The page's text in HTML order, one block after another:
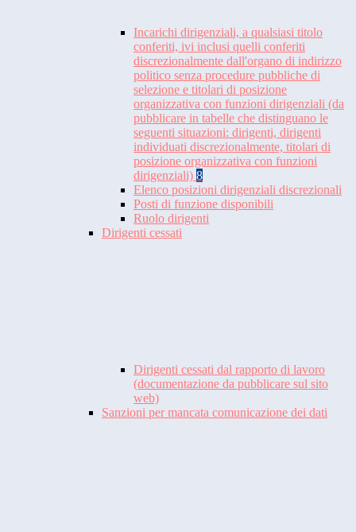
Incarichi dirigenziali, a qualsiasi titolo
conferiti, ivi inclusi quelli conferiti
discrezionalmente dall'organo di indirizzo
politico senza procedure pubbliche di
selezione e titolari di posizione
organizzativa con funzioni dirigenziali (da
pubblicare in tabelle che distinguano le
seguenti situazioni: dirigenti, dirigenti
individuati discrezionalmente, titolari di
posizione organizzativa con funzioni
dirigenziali) 8
Elenco posizioni dirigenziali discrezionali
Posti di funzione disponibili
Ruolo dirigenti
Dirigenti cessati
Dirigenti cessati dal rapporto di lavoro
(documentazione da pubblicare sul sito
web)
Sanzioni per mancata comunicazione dei dati